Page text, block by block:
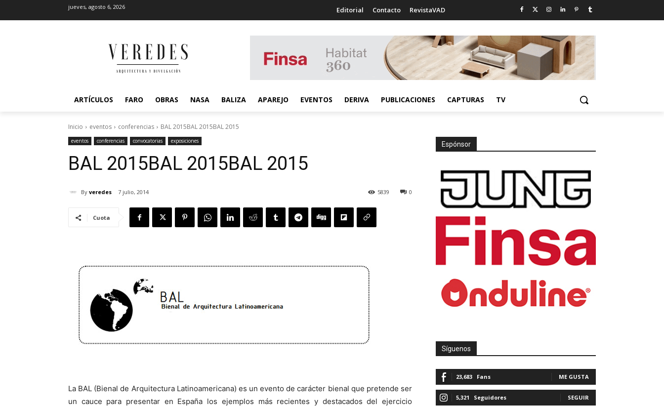
jueves, agosto 6, 2026 Editorial Contacto RevistaVAD
ARTÍCULOS FARO OBRAS NASA BALIZA APAREJO EVENTOS DERIVA PUBLICACIONES CAPTURAS TV
Inicio eventos conferencias BAL 2015BAL 2015BAL 2015
eventos conferencias convocatorias exposiciones
BAL 2015BAL 2015BAL 2015
By veredes 7 julio, 2014 0
5839
Cuota
La BAL (Bienal de Arquitectura Latinoamericana) es un evento de carácter bienal que pretende ser
un cauce para presentar en España los ejemplos más recientes y destacados del ejercicio
Espónsor
Síguenos
23,683 Fans ME GUSTA
5,321 Seguidores SEGUIR